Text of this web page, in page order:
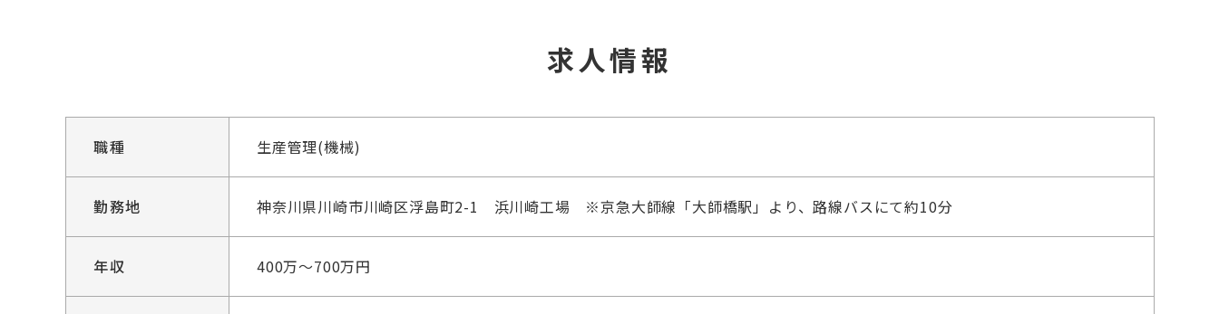
求人情報
職種 生産管理(機械)
勤務地 神奈川県川崎市川崎区浮島町2-1 浜川崎工場 ※京急大師線「大師橋駅」より、路線バスにて約10分
年収 400万～700万円